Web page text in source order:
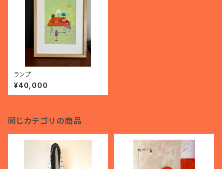
ランプ
¥40,000
同じカテゴリの商品